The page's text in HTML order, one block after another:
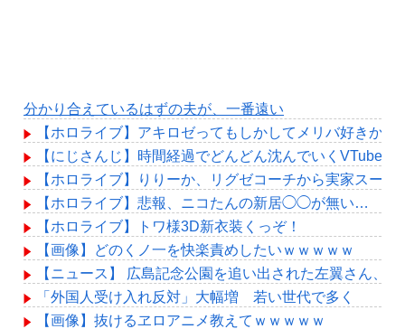
分かり合えているはずの夫が、一番遠い
【ホロライブ】アキロゼってもしかしてメリバ好きか？
【にじさんじ】時間経過でどんどん沈んでいくVTuber
【ホロライブ】りりーか、リグゼコーチから実家スー
【ホロライブ】悲報、ニコたんの新居◯◯が無い…
【ホロライブ】トワ様3D新衣装くっぞ！
【画像】どのくノ一を快楽責めしたいｗｗｗｗｗ
【ニュース】 広島記念公園を追い出された左翼さん、
「外国人受け入れ反対」大幅増 若い世代で多く
【画像】抜けるヱロアニメ教えてｗｗｗｗｗ